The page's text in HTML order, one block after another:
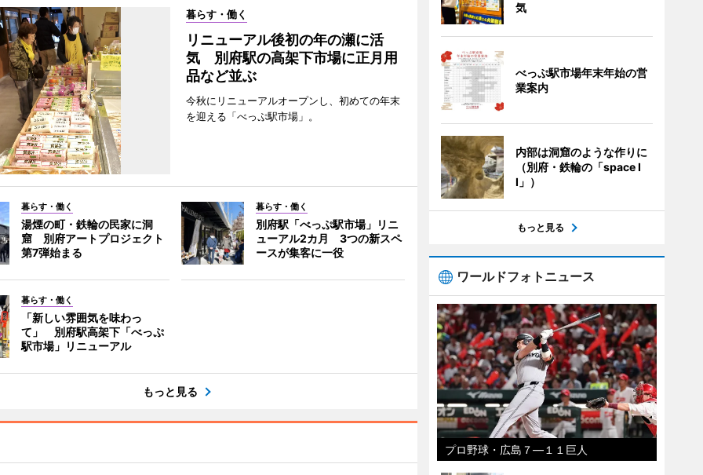
暮らす・働く
リニューアル後初の年の瀬に活
気 別府駅の高架下市場に正月用
品など並ぶ
今秋にリニューアルオープンし、初めての年末
を迎える「べっぷ駅市場」。
暮らす・働く
湯煙の町・鉄輪の民家に洞
窟 別府アートプロジェクト
第7弾始まる
暮らす・働く
別府駅「べっぷ駅市場」リニ
ューアル2カ月 3つの新スペ
ースが集客に一役
暮らす・働く
「新しい雰囲気を味わっ
て」 別府駅高架下「べっぷ
駅市場」リニューアル
もっと見る
気
べっぷ駅市場年末年始の営
業案内
内部は洞窟のような作りに
（別府・鉄輪の「space I
I」）
もっと見る
ワールドフォトニュース
プロ野球・広島７―１１巨人